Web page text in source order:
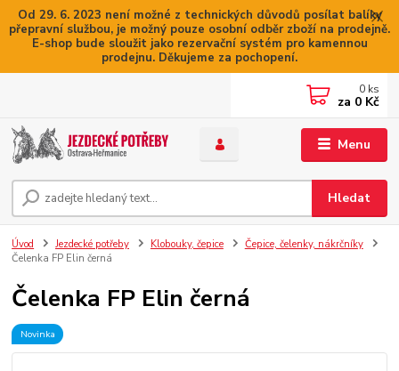
Od 29. 6. 2023 není možné z technických důvodů posílat balíky
přepravní službou, je možný pouze osobní odběr zboží na prodejně.
E-shop bude sloužit jako rezervační systém pro kamennou
prodejnu. Děkujeme za pochopení.
Menu
Hledat
0 ks
za 0 Kč
Úvod Jezdecké potřeby Klobouky, čepice
Čepice, čelenky, nákrčníky
Čelenka FP Elin černá
Čelenka FP Elin černá
Novinka